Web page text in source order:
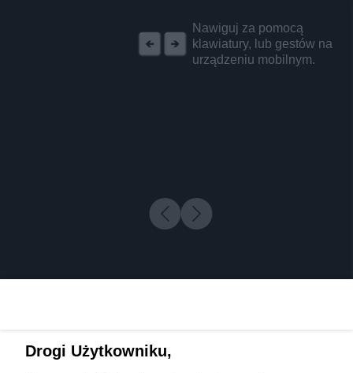
Nawiguj za pomocą
klawiatury, lub gestów na
urządzeniu mobilnym.
Drogi Użytkowniku,